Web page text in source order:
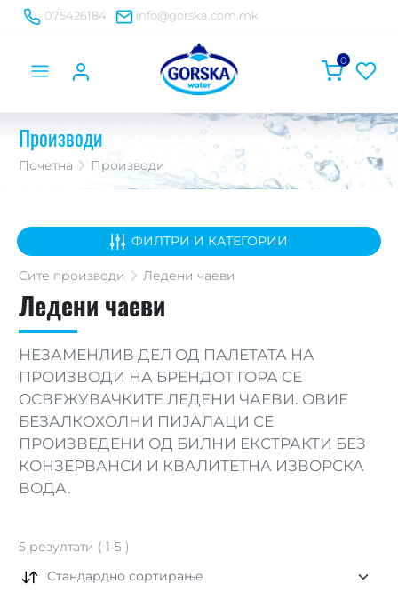
075426184 info@gorska.com.mk
0
Производи
Почетна Производи
ФИЛТРИ И КАТЕГОРИИ
Сите производи Ледени чаеви
Ледени чаеви
НЕЗАМЕНЛИВ ДЕЛ ОД ПАЛЕТАТА НА
ПРОИЗВОДИ НА БРЕНДОТ ГОРА СЕ
ОСВЕЖУВАЧКИТЕ ЛЕДЕНИ ЧАЕВИ. ОВИЕ
БЕЗАЛКОХОЛНИ ПИЈАЛАЦИ СЕ
ПРОИЗВЕДЕНИ ОД БИЛНИ ЕКСТРАКТИ БЕЗ
КОНЗЕРВАНСИ И КВАЛИТЕТНА ИЗВОРСКА
ВОДА.
5 резултати ( 1-5 )
Стандардно сортирање